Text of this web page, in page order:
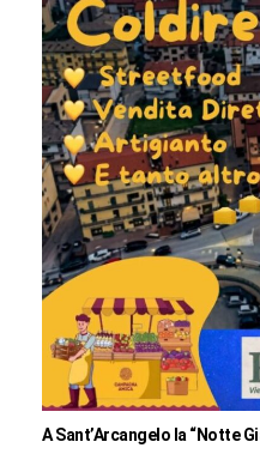
A Sant’Arcangelo la “Notte